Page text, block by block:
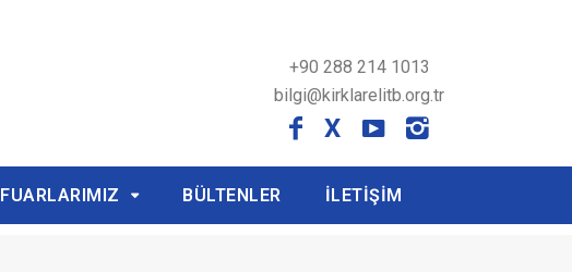
+90 288 214 1013
bilgi@kirklarelitb.org.tr
X
FUARLARIMIZ BÜLTENLER İLETİŞİM